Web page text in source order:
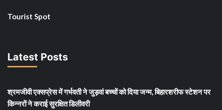
Tourist Spot
Latest Posts
श्रमजीवी एक्सप्रेस में गर्भवती ने जुड़वां बच्चों को दिया जन्म, बिहारशरीफ स्टेशन पर
किन्नरों ने कराई सुरक्षित डिलीवरी